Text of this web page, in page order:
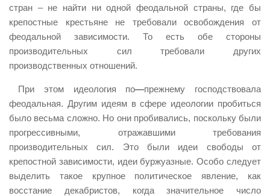
стран – не найти ни одной феодальной страны, где бы
крепостные крестьяне не требовали освобождения от
феодальной зависимости. То есть обе стороны
производительных сил требовали других
производственных отношений.
При этом идеология по—прежнему господствовала
феодальная. Другим идеям в сфере идеологии пробиться
было весьма сложно. Но они пробивались, поскольку были
прогрессивными, отражавшими требования
производительных сил. Это были идеи свободы от
крепостной зависимости, идеи буржуазные. Особо следует
выделить такое крупное политическое явление, как
восстание декабристов, когда значительное число